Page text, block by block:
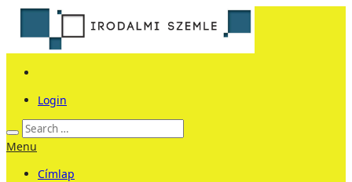
Login
Menu
Címlap